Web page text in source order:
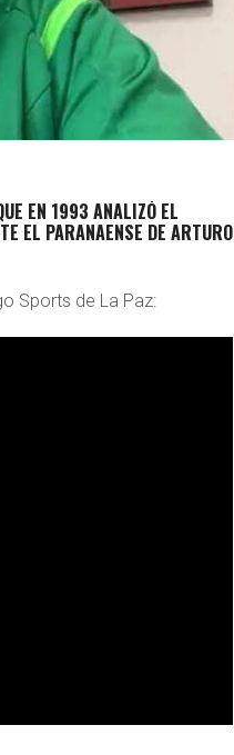
EN 1993 ANALIZÓ EL
EL PARANAENSE DE ARTURO
Sports de La Paz: